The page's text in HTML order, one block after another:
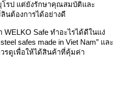
โรป แต่ยังรักษาคุณสมบัติและ
นต้องการได้อย่างดี
Safe ทำอะไรได้ดีในแง่
safes made in Viet Nam” และ
รดูเพื่อให้ได้สินค้าที่คุ้มค่า